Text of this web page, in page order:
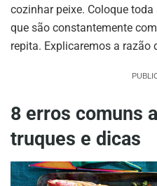
cozinhar peixe. Coloque
que são constantemente
repita. Explicaremos a razão
8 erros comuns
truques e dicas